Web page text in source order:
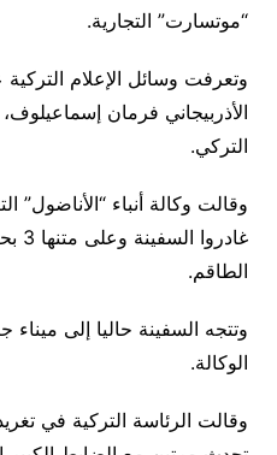
“موتسارت” التجارية.
وتعرفت وسائل الإعلام
الأذربيجاني فرمان
التركي.
وقالت وكالة أنباء “الأناضول”
الطاقم.
وتتجه السفينة حاليا إلى
الوكالة.
وقالت الرئاسة التركية في